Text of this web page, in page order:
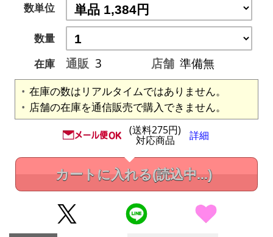
数単位
数量
在庫
通販 3 店舗 準備無
在庫の数はリアルタイムではありません。
店舗の在庫を通信販売で購入できません。
(送料275円)
対応商品 詳細
カートに入れる(読込中...)